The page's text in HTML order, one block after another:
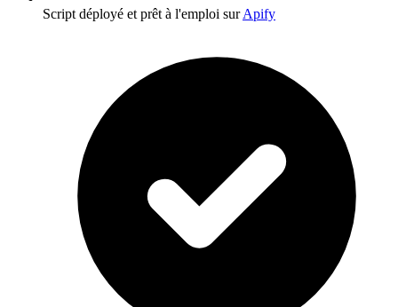
Script déployé et prêt à l'emploi surApify